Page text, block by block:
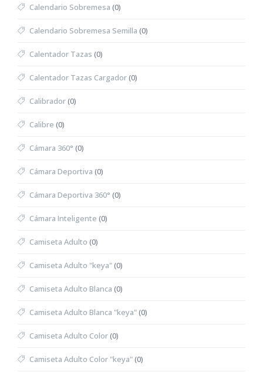
Calendario Sobremesa (0)
Calendario Sobremesa Semilla (0)
Calentador Tazas (0)
Calentador Tazas Cargador(0)
Calibrador(0)
Calibre (0)
Cámara 360° (0)
Cámara Deportiva (0)
Cámara Deportiva 360° (0)
Cámara Inteligente (0)
Camiseta Adulto (0)
Camiseta Adulto "keya"(0)
Camiseta Adulto Blanca (0)
Camiseta Adulto Blanca "keya"(0)
Camiseta Adulto Color(0)
Camiseta Adulto Color "keya"(0)